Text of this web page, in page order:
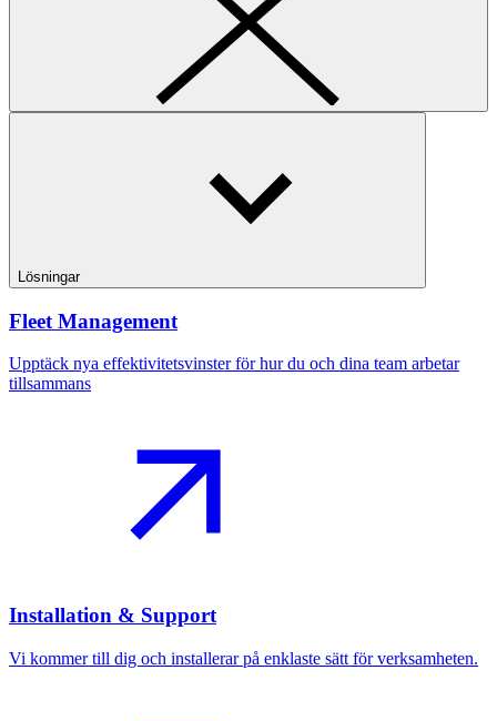
Lösningar
Fleet Management
Upptäck nya effektivitetsvinster för hur du och dina team arbetar
tillsammans
Installation & Support
Vi kommer till dig och installerar på enklaste sätt för verksamheten.